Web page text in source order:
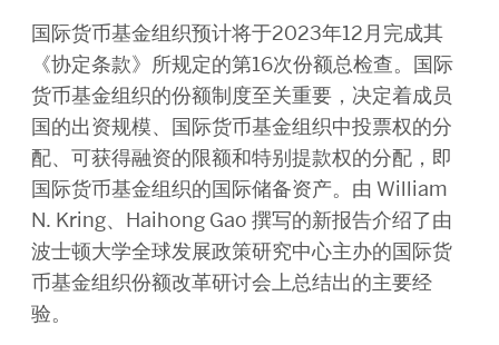
国际货币基金组织预计将于2023年12月完成其
《协定条款》所规定的第16次份额总检查。国际
货币基金组织的份额制度至关重要，决定着成员
国的出资规模、国际货币基金组织中投票权的分
配、可获得融资的限额和特别提款权的分配，即
国际货币基金组织的国际储备资产。由 William
N. Kring、Haihong Gao 撰写的新报告介绍了由
波士顿大学全球发展政策研究中心主办的国际货
币基金组织份额改革研讨会上总结出的主要经
验。